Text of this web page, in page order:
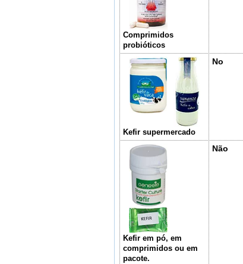
Comprimidos
probióticos
Kefir supermercado
No
Kefir em pó, em
comprimidos ou em
pacote.
Não